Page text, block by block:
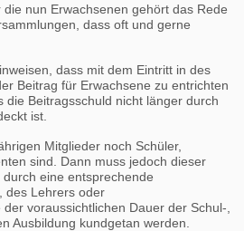
nun Erwachsenen gehört das Rede
dass oft und gerne
dass mit dem Eintritt in des
Beitrag für Erwachsene zu entrichten
die Beitragsschuld nicht länger durch
ist.
Mitglieder noch Schüler,
sind. Dann muss jedoch dieser
eine entsprechende
des Lehrers oder
voraussichtlichen Dauer der Schul-,
Ausbildung kundgetan werden.